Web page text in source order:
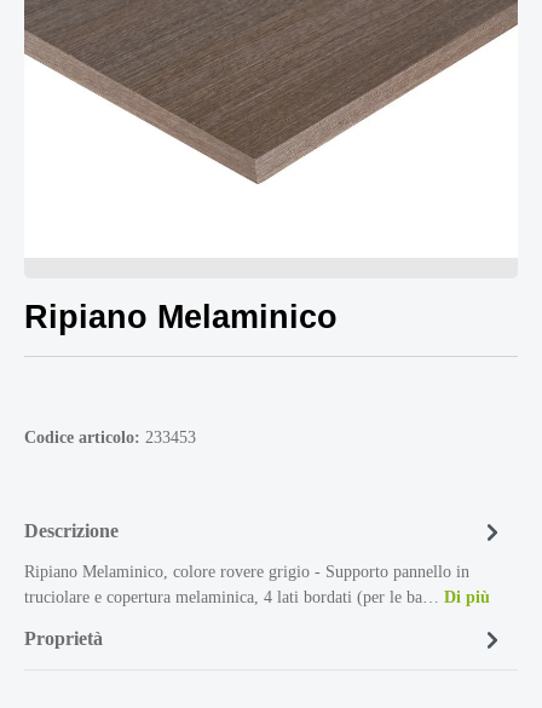
Ripiano Melaminico
Codice articolo: 233453
Descrizione
Ripiano Melaminico, colore rovere grigio - Supporto pannello in
truciolare e copertura melaminica, 4 lati bordati (per le ba… Di più
Proprietà